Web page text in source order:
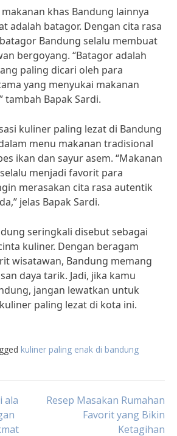
khas Bandung lainnya
adalah batagor. Dengan cita rasa
Bandung selalu membuat
bergoyang. “Batagor adalah
paling dicari oleh para
yang menyukai makanan
tambah Bapak Sardi.
kuliner paling lezat di Bandung
menu makanan tradisional
ikan dan sayur asem. “Makanan
menjadi favorit para
merasakan cita rasa autentik
jelas Bapak Sardi.
seringkali disebut sebagai
kuliner. Dengan beragam
wisatawan, Bandung memang
daya tarik. Jadi, jika kamu
jangan lewatkan untuk
paling lezat di kota ini.
kuliner paling enak di bandung
ala
Resep Masakan Rumahan
Favorit yang Bikin
Ketagihan